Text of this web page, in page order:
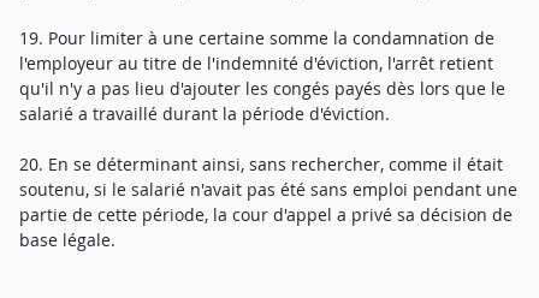
19. Pour limiter à une certaine somme la condamnation de
l'employeur au titre de l'indemnité d'éviction, l'arrêt retient
qu'il n'y a pas lieu d'ajouter les congés payés dès lors que le
salarié a travaillé durant la période d'éviction.
20. En se déterminant ainsi, sans rechercher, comme il était
soutenu, si le salarié n'avait pas été sans emploi pendant une
partie de cette période, la cour d'appel a privé sa décision de
base légale.